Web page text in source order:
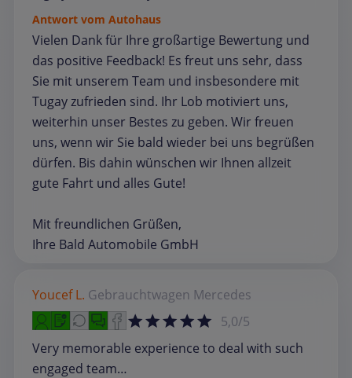
Antwort vom Autohaus
Vielen Dank für Ihre großartige Bewertung und
das positive Feedback! Es freut uns sehr, dass
Sie mit unserem Team und insbesondere mit
Tugay zufrieden sind. Ihr Lob motiviert uns,
weiterhin unser Bestes zu geben. Wir freuen
uns, wenn wir Sie bald wieder bei uns begrüßen
dürfen. Bis dahin wünschen wir Ihnen allzeit
gute Fahrt und alles Gute!
Mit freundlichen Grüßen,
Ihre Bald Automobile GmbH
Youcef L. Gebrauchtwagen Mercedes
5,0/5
Very memorable experience to deal with such
engaged team…